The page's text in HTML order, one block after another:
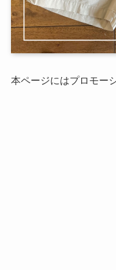
本ページにはプロモー